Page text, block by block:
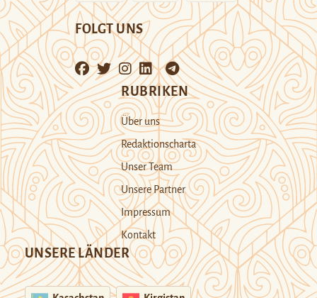
FOLGT UNS
RUBRIKEN
Über uns
Redaktionscharta
Unser Team
Unsere Partner
Impressum
Kontakt
UNSERE LÄNDER